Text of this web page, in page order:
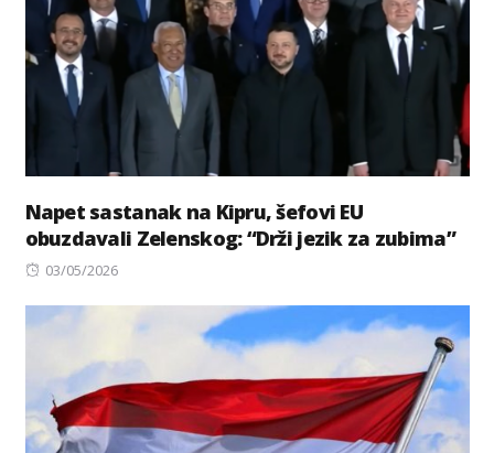
Napet sastanak na Kipru, šefovi EU
obuzdavali Zelenskog: “Drži jezik za zubima”
Posted
03/05/2026